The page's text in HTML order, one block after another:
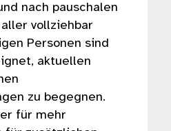
nach pauschalen
vollziehbar
Personen sind
aktuellen
zu begegnen.
für mehr